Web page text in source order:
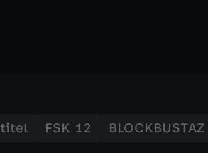
FSK 12 BLOCKBUSTAZ